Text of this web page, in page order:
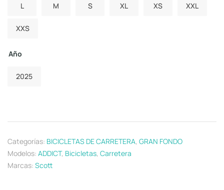
L M S XL XS XXL
XXS
Año
2025
Categorías: BICICLETAS DE CARRETERA, GRAN FONDO
Modelos: ADDICT, Bicicletas, Carretera
Marcas: Scott